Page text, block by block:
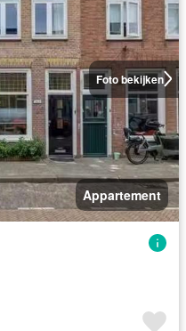
Foto bekijken
Appartement